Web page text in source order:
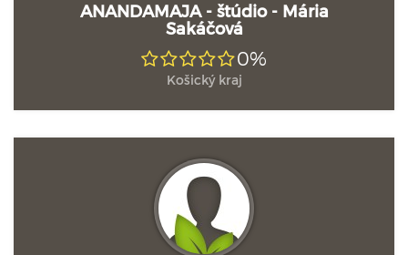
ANANDAMAJA - štúdio - Mária
Sakáčová
0%
Košický kraj